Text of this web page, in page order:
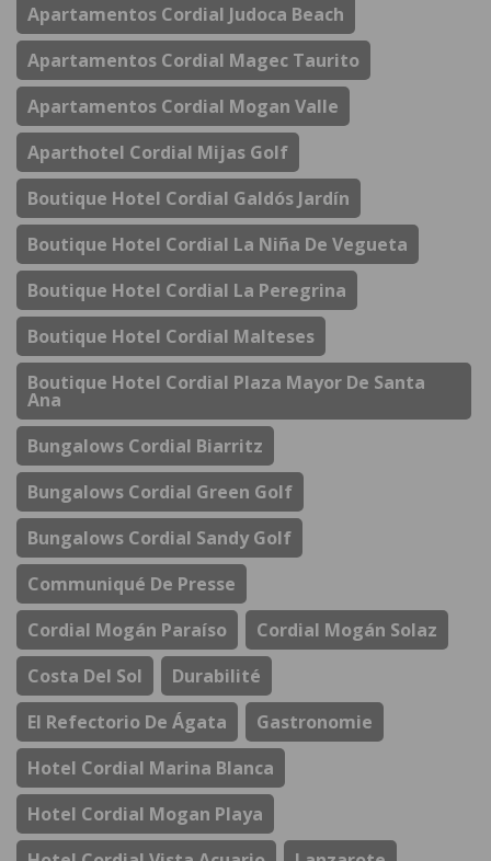
Apartamentos Cordial Judoca Beach
Apartamentos Cordial Magec Taurito
Apartamentos Cordial Mogan Valle
Aparthotel Cordial Mijas Golf
Boutique Hotel Cordial Galdós Jardín
Boutique Hotel Cordial La Niña De Vegueta
Boutique Hotel Cordial La Peregrina
Boutique Hotel Cordial Malteses
Boutique Hotel Cordial Plaza Mayor De Santa
Ana
Bungalows Cordial Biarritz
Bungalows Cordial Green Golf
Bungalows Cordial Sandy Golf
Communiqué De Presse
Cordial Mogán Paraíso
Cordial Mogán Solaz
Costa Del Sol
Durabilité
El Refectorio De Ágata
Gastronomie
Hotel Cordial Marina Blanca
Hotel Cordial Mogan Playa